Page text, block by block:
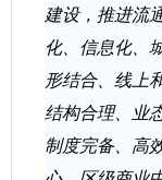
建设， 推进流
化、 信息化、
形结合、 线上
结构合理、
业
制度完备、 高